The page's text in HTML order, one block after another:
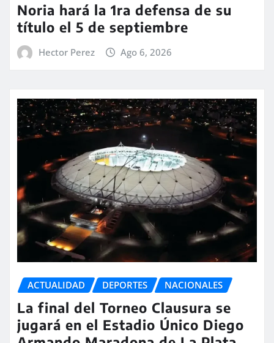
Noria hará la 1ra defensa de su
título el 5 de septiembre
Hector Perez Ago 6, 2026
ACTUALIDAD DEPORTES NACIONALES
La final del Torneo Clausura se
jugará en el Estadio Único Diego